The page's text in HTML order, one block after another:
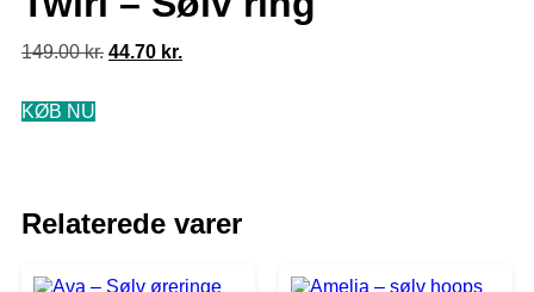
149.00kr. 44.70 kr.
KØB NU
Relaterede varer